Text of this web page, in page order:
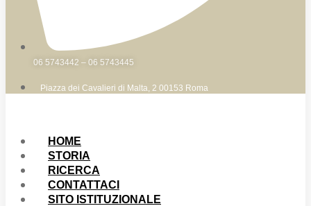
06 5743442 – 06 5743445
Piazza dei Cavalieri di Malta, 2 00153 Roma
HOME
STORIA
RICERCA
CONTATTACI
SITO ISTITUZIONALE